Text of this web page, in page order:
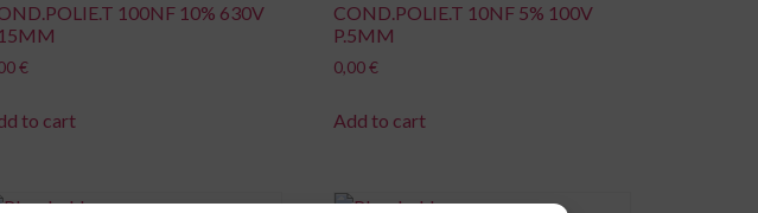
100NF 10% 630V
€
to cart
COND.POLIE.T 10NF 5% 100V
P.5MM
0,00€
Add to cart